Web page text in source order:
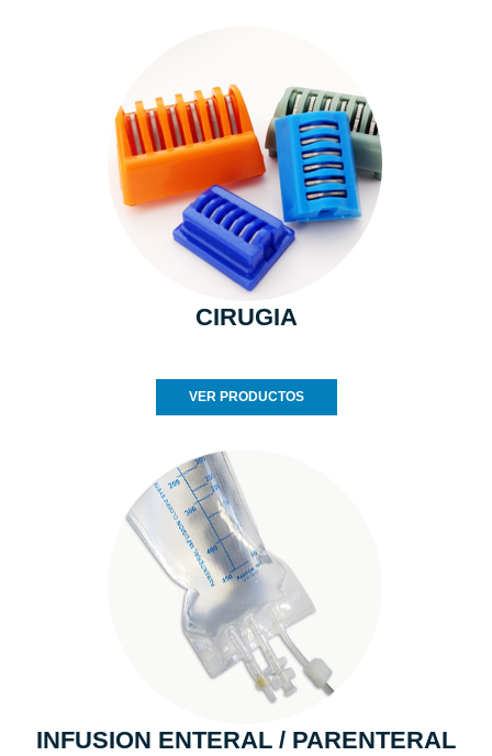
CIRUGIA
VER PRODUCTOS
INFUSION ENTERAL / PARENTERAL